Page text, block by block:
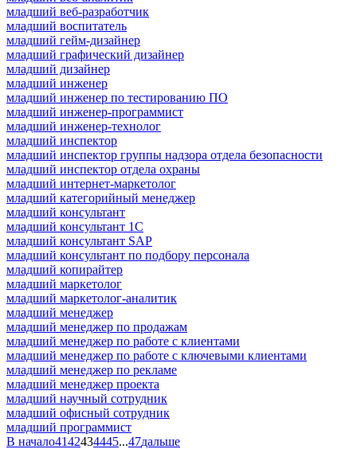
младший веб-разработчик
младший воспитатель
младший гейм-дизайнер
младший графический дизайнер
младший дизайнер
младший инженер
младший инженер по тестированию ПО
младший инженер-программист
младший инженер-технолог
младший инспектор
младший инспектор группы надзора отдела безопасности
младший инспектор отдела охраны
младший интернет-маркетолог
младший категорийный менеджер
младший консультант
младший консультант 1С
младший консультант SAP
младший консультант по подбору персонала
младший копирайтер
младший маркетолог
младший маркетолог-аналитик
младший менеджер
младший менеджер по продажам
младший менеджер по работе с клиентами
младший менеджер по работе с ключевыми клиентами
младший менеджер по рекламе
младший менеджер проекта
младший научный сотрудник
младший офисный сотрудник
младший программист
В начало4142434445...47дальше